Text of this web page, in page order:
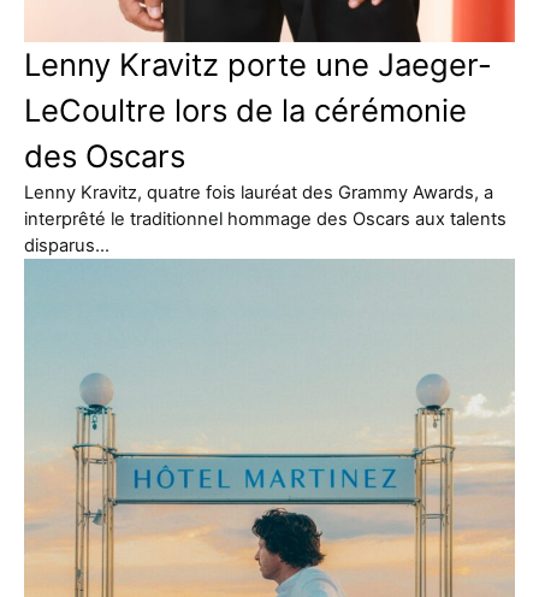
Lenny Kravitz porte une Jaeger-
LeCoultre lors de la cérémonie
des Oscars
Lenny Kravitz, quatre fois lauréat des Grammy Awards, a
interprêté le traditionnel hommage des Oscars aux talents
disparus…